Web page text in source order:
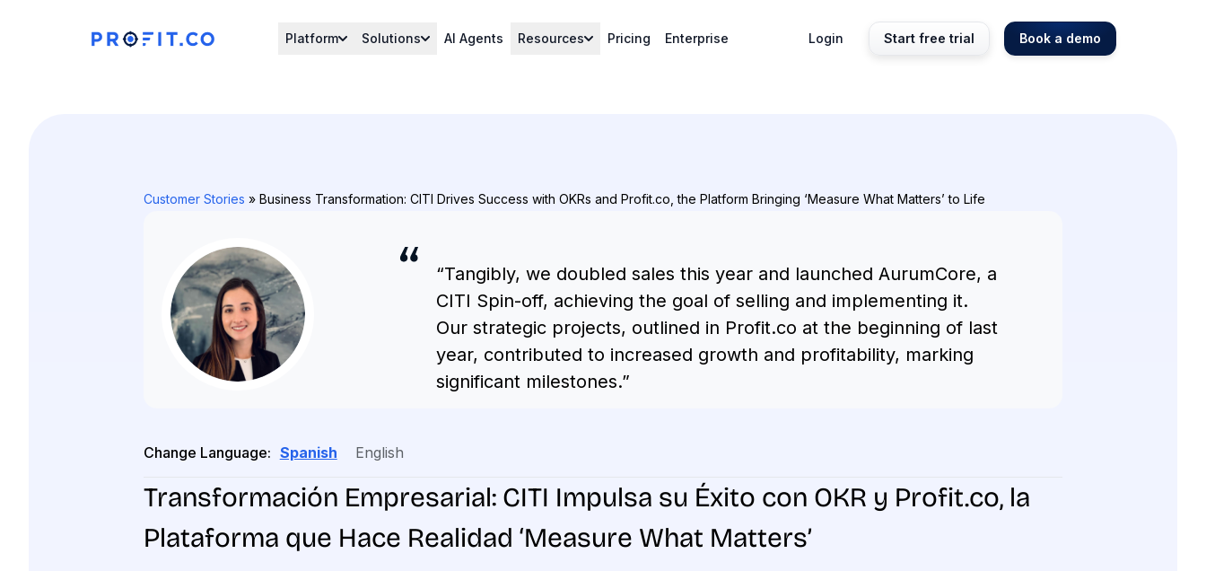
Platform Solutions AI Agents Resources Pricing Enterprise Login Start free trial Book a demo
Customer Stories » Business Transformation: CITI Drives Success with OKRs and Profit.co, the Platform Bringing ‘Measure What Matters’ to Life
“Tangibly, we doubled sales this year and launched AurumCore, a
CITI Spin-off, achieving the goal of selling and implementing it.
Our strategic projects, outlined in Profit.co at the beginning of last
year, contributed to increased growth and profitability, marking
significant milestones.”
Change Language: Spanish English
Transformación Empresarial: CITI Impulsa su Éxito con OKR y Profit.co, la
Plataforma que Hace Realidad ‘Measure What Matters’